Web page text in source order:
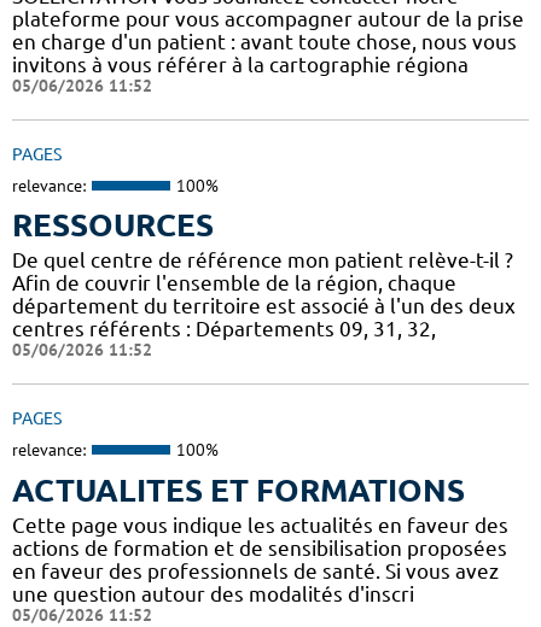
plateforme pour vous accompagner autour de la prise
en charge d'un patient : avant toute chose, nous vous
invitons à vous référer à la cartographie régiona
05/06/2026 11:52
PAGES
relevance: 100%
RESSOURCES
De quel centre de référence mon patient relève-t-il ?
Afin de couvrir l'ensemble de la région, chaque
département du territoire est associé à l'un des deux
centres référents : Départements 09, 31, 32,
05/06/2026 11:52
PAGES
relevance: 100%
ACTUALITES ET FORMATIONS
Cette page vous indique les actualités en faveur des
actions de formation et de sensibilisation proposées
en faveur des professionnels de santé. Si vous avez
une question autour des modalités d'inscri
05/06/2026 11:52